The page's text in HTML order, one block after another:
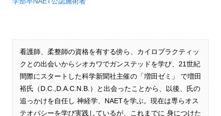
看護師、柔整師の資格を有する傍ら、カイロプラクティッ
クとの出会いからシオカワでガンステッドを学び、21世紀
間際にスタートした科学新聞社主催の「増田ゼミ」 で増田
裕氏（D.C.,D.A.C.N.B.）と出会ったことから、以後、氏の
追っかけを自任し 神経学、NAETを学ぶ。現在は専らオス
テオパシーを学び実践しているが、これまでに 身につけた